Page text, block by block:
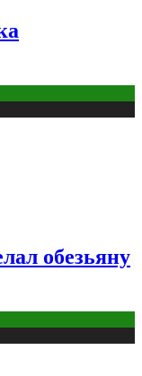
обезьяну